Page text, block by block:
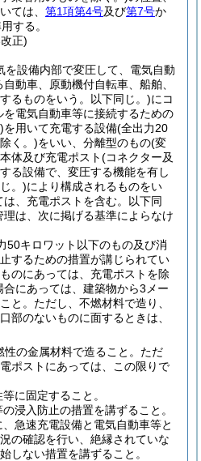
ては、 第1項第4号及び第7号か
する。
正)
を設備内部で変圧して、電気自動
動車、原動機付自転車、船舶、
るものをいう。以下同じ。)にコ
を電気自動車等に接続するための
を用いて充電する設備(全出力20
く。)をいい、分離型のもの(変
体及び充電ポスト(コネクター及
る設備で、変圧する機能を有し
。)により構成されるものをい
は、充電ポストを含む。以下同
は、次に掲げる基準によらなけ
50キロワット以下のもの及び消
するための措置が講じられてい
のにあっては、充電ポストを除
合にあっては、建築物から3メー
と。 ただし、不燃材料で造り、
部のないものに面するときは、
の金属材料で造ること。 ただ
ポストにあっては、この限りで
に固定すること。
浸入防止の措置を講ずること。
急速充電設備と電気自動車等と
の確認を行い、絶縁されていな
しない措置を講ずること。